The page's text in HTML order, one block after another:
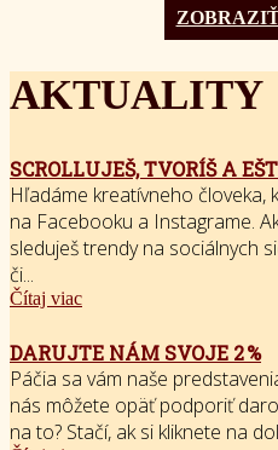
AKTUALITY
SCROLLUJEŠ, TVORÍŠ A
Hľadáme kreatívneho
na Facebooku a Instagrame.
sleduješ trendy na sociálnych
či...
Čítaj viac
DARUJTE NÁM SVOJE 2 %
Páčia sa vám naše
nás môžete opäť podporiť
na to? Stačí, ak si kliknete na